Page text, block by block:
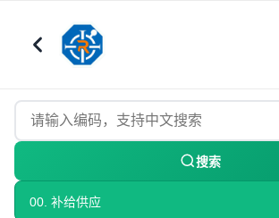
搜索
00. 补给供应